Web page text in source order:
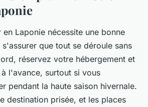
en Laponie nécessite une bonne
que tout se déroule sans
réservez votre hébergement et
l'avance, surtout si vous
pendant la haute saison hivernale.
destination prisée, et les places